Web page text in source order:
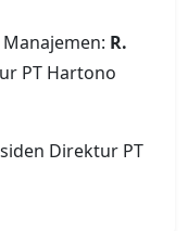
R.
PT Hartono
Direktur PT